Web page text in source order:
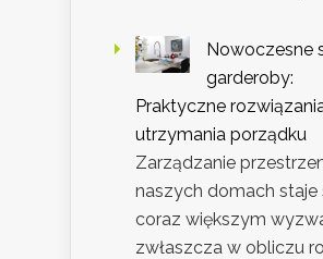
Nowoczesne
garderoby:
Praktyczne
utrzymania porządku
Zarządzanie
naszych domach staje
coraz większym
zwłaszcza w obliczu